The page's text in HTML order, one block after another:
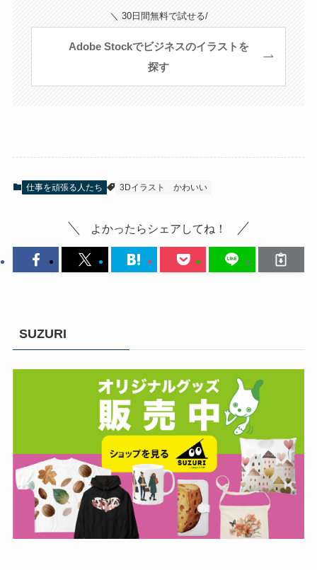
＼ 30日間無料で試せる/
Adobe Stockでビジネスのイラストを
探す
仕事を頑張る人たち 3Dイラスト かわいい
よかったらシェアしてね！
SUZURI